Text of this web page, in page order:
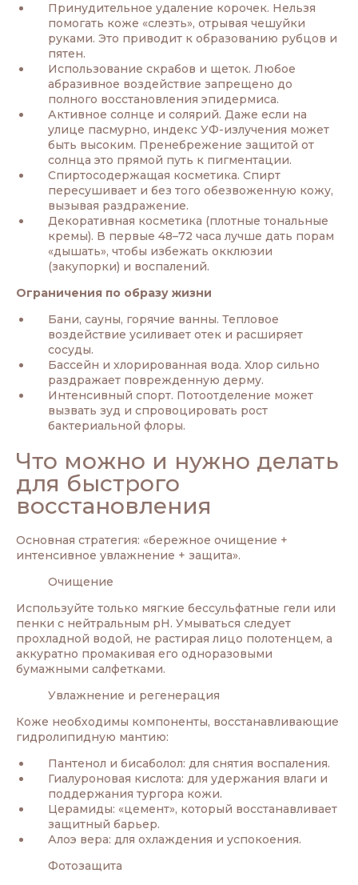
Принудительное удаление корочек. Нельзя
помогать коже «слезть», отрывая чешуйки
руками. Это приводит к образованию рубцов и
пятен.
Использование скрабов и щеток. Любое
абразивное воздействие запрещено до
полного восстановления эпидермиса.
Активное солнце и солярий. Даже если на
улице пасмурно, индекс УФ-излучения может
быть высоким. Пренебрежение защитой от
солнца это прямой путь к пигментации.
Спиртосодержащая косметика. Спирт
пересушивает и без того обезвоженную кожу,
вызывая раздражение.
Декоративная косметика (плотные тональные
кремы). В первые 48–72 часа лучше дать порам
«дышать», чтобы избежать окклюзии
(закупорки) и воспалений.
Ограничения по образу жизни
Бани, сауны, горячие ванны. Тепловое
воздействие усиливает отек и расширяет
сосуды.
Бассейн и хлорированная вода. Хлор сильно
раздражает поврежденную дерму.
Интенсивный спорт. Потоотделение может
вызвать зуд и спровоцировать рост
бактериальной флоры.
Что можно и нужно делать
для быстрого
восстановления
Основная стратегия: «бережное очищение +
интенсивное увлажнение + защита».
Очищение
Используйте только мягкие бессульфатные гели или
пенки с нейтральным pH. Умываться следует
прохладной водой, не растирая лицо полотенцем, а
аккуратно промакивая его одноразовыми
бумажными салфетками.
Увлажнение и регенерация
Коже необходимы компоненты, восстанавливающие
гидролипидную мантию:
Пантенол и бисаболол: для снятия воспаления.
Гиалуроновая кислота: для удержания влаги и
поддержания тургора кожи.
Церамиды: «цемент», который восстанавливает
защитный барьер.
Алоэ вера: для охлаждения и успокоения.
Фотозащита